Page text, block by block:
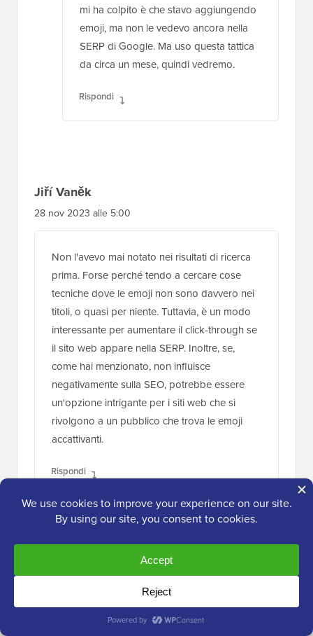
mi ha colpito è che stavo aggiungendo
emoji, ma non le vedevo ancora nella
SERP di Google. Ma uso questa tattica
da circa un mese, quindi vedremo.
Rispondi
Jiří Vaněk
28 nov 2023 alle 5:00
Non l'avevo mai notato nei risultati di ricerca
prima. Forse perché tendo a cercare cose
tecniche dove le emoji non sono davvero nei
titoli, o quasi per niente. Tuttavia, è un modo
interessante per aumentare il click-through se
il sito web appare nella SERP. Inoltre, se,
come hai menzionato, non influisce
negativamente sulla SEO, potrebbe essere
un'opzione intrigante per i siti web che si
rivolgono a un pubblico che trova le emoji
accattivanti.
Rispondi
Ralph
Mia moglie vuole avviare un blog di ricette e
questo sembra molto interessante con